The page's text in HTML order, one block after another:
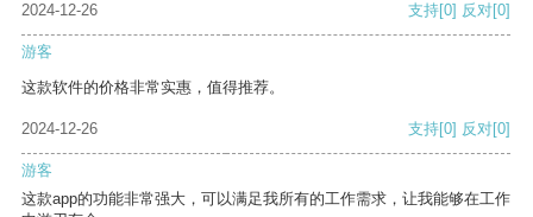
2024-12-26 支持[0] 反对[0]
游客
这款软件的价格非常实惠，值得推荐。
2024-12-26 支持[0] 反对[0]
游客
这款app的功能非常强大，可以满足我所有的工作需求，让我能够在工作